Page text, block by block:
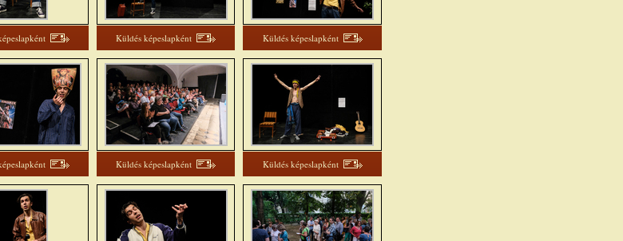
Küldés képeslapként Küldés képeslapként
Küldés képeslapként Küldés képeslapként